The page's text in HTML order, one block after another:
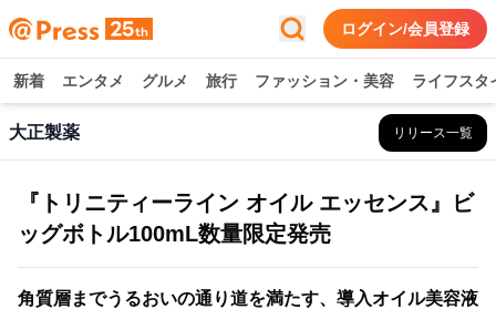
ログイン/会員登録
新着 エンタメ グルメ 旅行 ファッション・美容 ライフスタ
大正製薬 リリース一覧
『トリニティーライン オイル エッセンス』ビ
ッグボトル100mL数量限定発売
角質層までうるおいの通り道を満たす、導入オイル美容液